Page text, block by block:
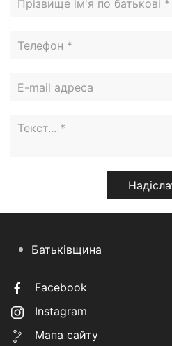
Батьківщина
Facebook
Instagram
Мапа сайту